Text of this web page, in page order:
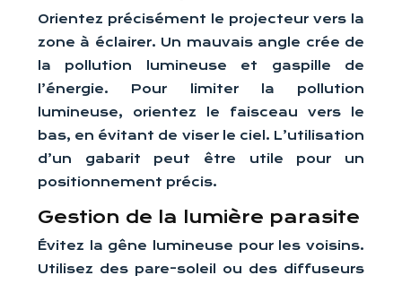
Orientez précisément le projecteur vers la
zone à éclairer. Un mauvais angle crée de
la pollution lumineuse et gaspille de
l’énergie. Pour limiter la pollution
lumineuse, orientez le faisceau vers le
bas, en évitant de viser le ciel. L’utilisation
d’un gabarit peut être utile pour un
positionnement précis.
Gestion de la lumière parasite
Évitez la gêne lumineuse pour les voisins.
Utilisez des pare-soleil ou des diffuseurs